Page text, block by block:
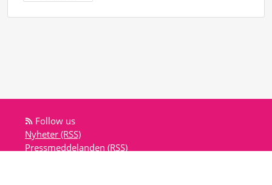
Follow us
Nyheter (RSS)
Pressmeddelanden (RSS)